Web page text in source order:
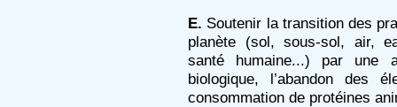
E. Soutenir la transition des
planète (sol, sous-sol, air,
santé humaine...) par une
biologique, l’abandon des
consommation de protéines